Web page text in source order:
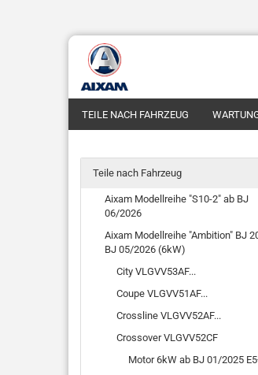
TEILE NACH FAHRZEUG
Teile nach Fahrzeug
Aixam Modellreihe "S10-2" ab BJ
06/2026
Aixam Modellreihe "Ambition" BJ
BJ 05/2026 (6kW)
City VLGVV53AF...
Coupe VLGVV51AF...
Crossline VLGVV52AF...
Crossover VLGVV52CF
Motor 6kW ab BJ 01/2025